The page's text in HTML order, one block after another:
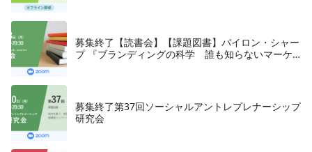
募集終了【読書会】【課題図書】バイロン・シャー
プ 『ブランディングの科学 誰も知らないマーケ
募集終了第37回ソーシャルアントレプレナーシップ
研究会